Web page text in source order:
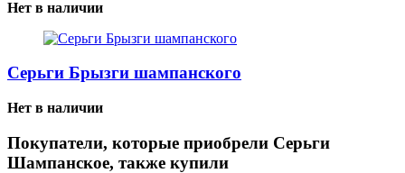
Нет в наличии
Серьги Брызги шампанского
Нет в наличии
Покупатели, которые приобрели Серьги
Шампанское, также купили